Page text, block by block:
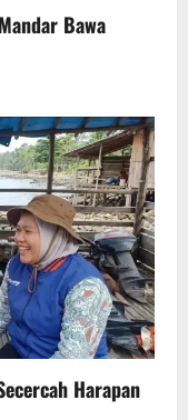
Bawa
Harapan